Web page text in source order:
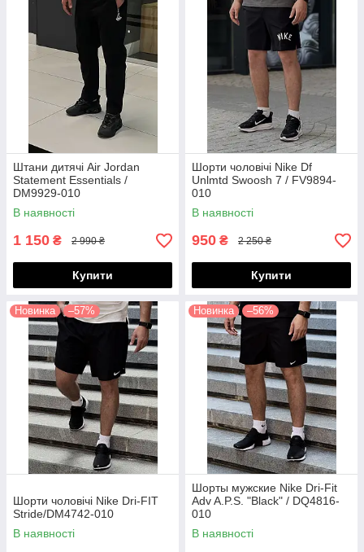
Штани дитячі Air Jordan
Statement Essentials /
DM9929-010
(Розміри:M,L,XL,XXL)
В наявності
1 150 ₴ 2 990 ₴
Купити
Шорти чоловічі Nike Df
Unlmtd Swoosh 7 / FV9894-
010
В наявності
950 ₴ 2 250 ₴
Купити
Новинка –57%
Шорти чоловічі Nike Dri-FIT
Stride/DM4742-010
В наявності
Новинка –56%
Шорты мужские Nike Dri-Fit
Adv A.P.S. "Black" / DQ4816-
010
В наявності